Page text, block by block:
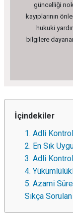
güncelliği
kayıplarının
hukuki
bilgilere
İçindekiler
1. Adli
2. En Sık
3. Adli
4.
5. Azami
Sıkça